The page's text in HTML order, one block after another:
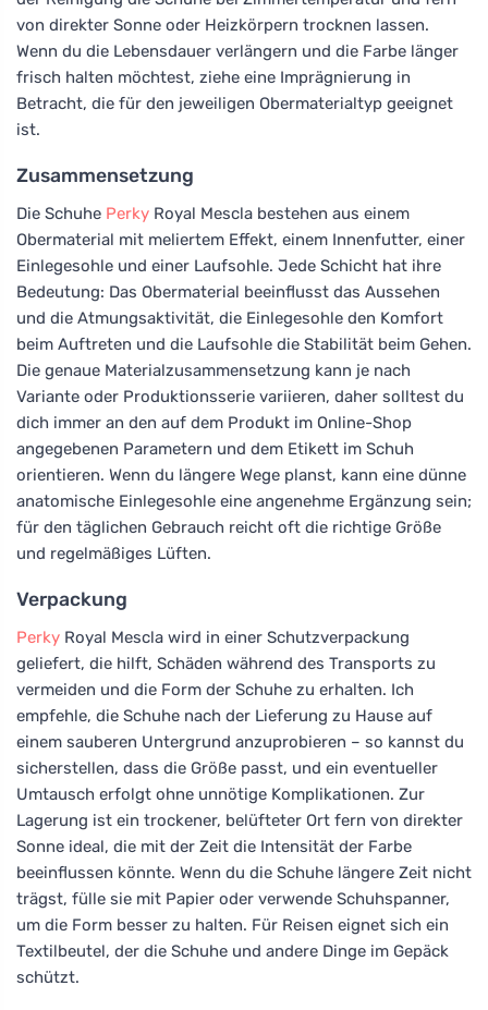
von direkter Sonne oder Heizkörpern trocknen lassen.
Wenn du die Lebensdauer verlängern und die Farbe länger
frisch halten möchtest, ziehe eine Imprägnierung in
Betracht, die für den jeweiligen Obermaterialtyp geeignet
ist.
Zusammensetzung
Die Schuhe Perky Royal Mescla bestehen aus einem
Obermaterial mit meliertem Effekt, einem Innenfutter, einer
Einlegesohle und einer Laufsohle. Jede Schicht hat ihre
Bedeutung: Das Obermaterial beeinflusst das Aussehen
und die Atmungsaktivität, die Einlegesohle den Komfort
beim Auftreten und die Laufsohle die Stabilität beim Gehen.
Die genaue Materialzusammensetzung kann je nach
Variante oder Produktionsserie variieren, daher solltest du
dich immer an den auf dem Produkt im Online-Shop
angegebenen Parametern und dem Etikett im Schuh
orientieren. Wenn du längere Wege planst, kann eine dünne
anatomische Einlegesohle eine angenehme Ergänzung sein;
für den täglichen Gebrauch reicht oft die richtige Größe
und regelmäßiges Lüften.
Verpackung
Perky Royal Mescla wird in einer Schutzverpackung
geliefert, die hilft, Schäden während des Transports zu
vermeiden und die Form der Schuhe zu erhalten. Ich
empfehle, die Schuhe nach der Lieferung zu Hause auf
einem sauberen Untergrund anzuprobieren – so kannst du
sicherstellen, dass die Größe passt, und ein eventueller
Umtausch erfolgt ohne unnötige Komplikationen. Zur
Lagerung ist ein trockener, belüfteter Ort fern von direkter
Sonne ideal, die mit der Zeit die Intensität der Farbe
beeinflussen könnte. Wenn du die Schuhe längere Zeit nicht
trägst, fülle sie mit Papier oder verwende Schuhspanner,
um die Form besser zu halten. Für Reisen eignet sich ein
Textilbeutel, der die Schuhe und andere Dinge im Gepäck
schützt.